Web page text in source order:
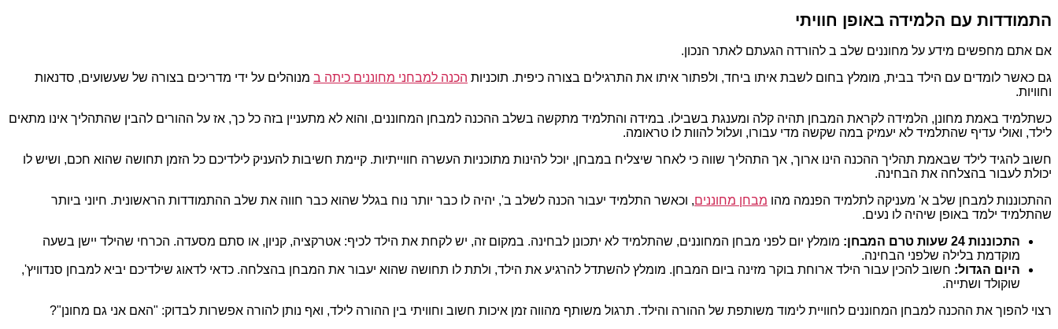
התמודדות עם הלמידה באופן חוויתי
אם אתם מחפשים מידע על מחוננים שלב ב להורדה הגעתם לאתר הנכון.
גם כאשר לומדים עם הילד בבית, מומלץ בחום לשבת איתו ביחד, ולפתור איתו את התרגילים בצורה כיפית. תוכניות הכנה למבחני מחוננים כיתה ב מנוהלים על ידי מדריכים בצורה של שעשועים, סדנאות
וחוויות.
כשתלמיד באמת מחונן, הלמידה לקראת המבחן תהיה קלה ומענגת בשבילו. במידה והתלמיד מתקשה בשלב ההכנה למבחן המחוננים, והוא לא מתעניין בזה כל כך, אז על ההורים להבין שהתהליך אינו מתאים
לילד, ואולי עדיף שהתלמיד לא יעמיק במה שקשה מדי עבורו, ועלול להוות לו טראומה.
חשוב להגיד לילד שבאמת תהליך ההכנה הינו ארוך, אך התהליך שווה כי לאחר שיצליח במבחן, יוכל להינות מתוכניות העשרה חווייתיות. קיימת חשיבות להעניק לילדיכם כל הזמן תחושה שהוא חכם, ושיש לו
יכולת לעבור בהצלחה את הבחינה.
ההתכוננות למבחן שלב א' מעניקה לתלמיד הפנמה מהו מבחן מחוננים, וכאשר התלמיד יעבור הכנה לשלב ב', יהיה לו כבר יותר נוח בגלל שהוא כבר חווה את שלב ההתמודדות הראשונית. חיוני ביותר
שהתלמיד ילמד באופן שיהיה לו נעים.
התכוננות 24 שעות טרם המבחן:
מומלץ יום לפני מבחן המחוננים, שהתלמיד לא יתכונן לבחינה. במקום זה, יש לקחת את הילד לכיף: אטרקציה, קניון, או סתם מסעדה. הכרחי שהילד יישן בשעה
מוקדמת בלילה שלפני הבחינה.
היום הגדול: חשוב להכין עבור הילד ארוחת בוקר מזינה ביום המבחן. מומלץ להשתדל להרגיע את הילד, ולתת לו תחושה שהוא יעבור את המבחן בהצלחה. כדאי לדאוג שילדיכם יביא למבחן סנדוויץ',
שוקולד ושתייה.
רצוי להפוך את ההכנה למבחן המחוננים לחוויית לימוד משותפת של ההורה והילד. תרגול משותף מהווה זמן איכות חשוב וחוויתי בין ההורה לילד, ואף נותן להורה אפשרות לבדוק: "האם אני גם מחונן"?